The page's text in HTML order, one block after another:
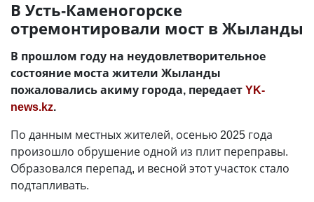
В Усть-Каменогорске
отремонтировали мост в Жыланды
В прошлом году на неудовлетворительное
состояние моста жители Жыланды
пожаловались акиму города, передаетYK-
news.kz.
По данным местных жителей, осенью 2025 года
произошло обрушение одной из плит переправы.
Образовался перепад, и весной этот участок стало
подтапливать.